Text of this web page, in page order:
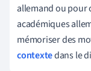
allemand ou pour
académiques
mémoriser des
contextedans le